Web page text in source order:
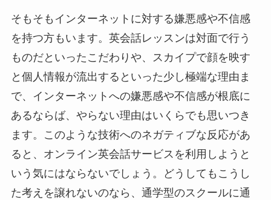
そもそもインターネットに対する嫌悪感や不信感
を持つ方もいます。英会話レッスンは対面で行う
ものだといったこだわりや、スカイプで顔を映す
と個人情報が流出するといった少し極端な理由ま
で、インターネットへの嫌悪感や不信感が根底に
あるならば、やらない理由はいくらでも思いつき
ます。このような技術へのネガティブな反応があ
ると、オンライン英会話サービスを利用しようと
いう気にはならないでしょう。どうしてもこうし
た考えを譲れないのなら、通学型のスクールに通